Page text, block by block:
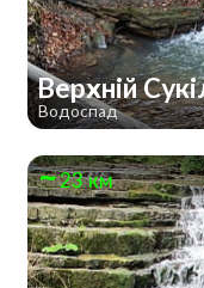
Верхній
Водоспад
23 км